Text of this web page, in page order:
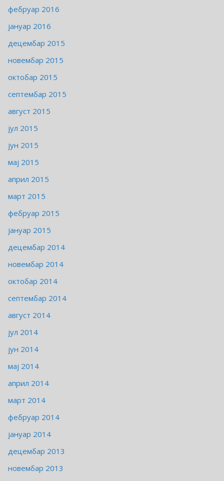
фебруар 2016
јануар 2016
децембар 2015
новембар 2015
октобар 2015
септембар 2015
август 2015
јул 2015
јун 2015
мај 2015
април 2015
март 2015
фебруар 2015
јануар 2015
децембар 2014
новембар 2014
октобар 2014
септембар 2014
август 2014
јул 2014
јун 2014
мај 2014
април 2014
март 2014
фебруар 2014
јануар 2014
децембар 2013
новембар 2013